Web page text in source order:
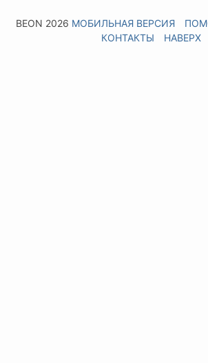
BEON 2026 МОБИЛЬНАЯ ВЕРСИЯ
КОНТАКТЫ
НАВЕРХ